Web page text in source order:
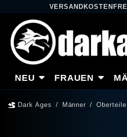
NEU FRAUEN
Dark Ages Männer Oberteile